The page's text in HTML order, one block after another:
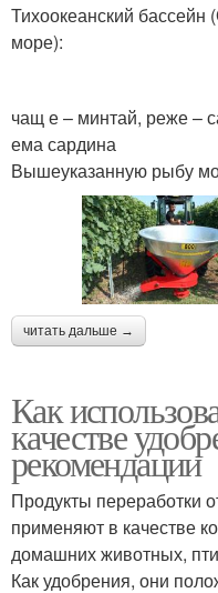
Тихоокеанский бассейн
море):
чащ е – минтай, реже –
ема сардина
Вышеуказанную рыбу
читать дальше →
Как
качестве
рекомендации
Продукты переработки
применяют в качестве
домашних животных,
Как удобрения, они